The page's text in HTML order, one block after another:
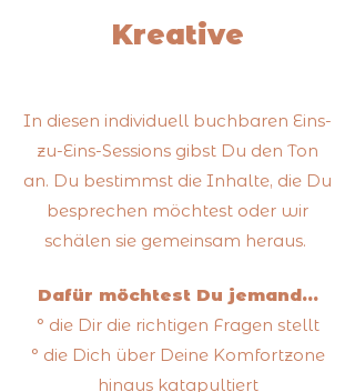
Kreative
In diesen individuell buchbaren Eins-
zu-Eins-Sessions gibst Du den Ton
an. Du bestimmst die Inhalte, die Du
besprechen möchtest oder wir
schälen sie gemeinsam heraus.
Dafür möchtest Du jemand...
° die Dir die richtigen Fragen stellt
° die Dich über Deine Komfortzone
hinaus katapultiert